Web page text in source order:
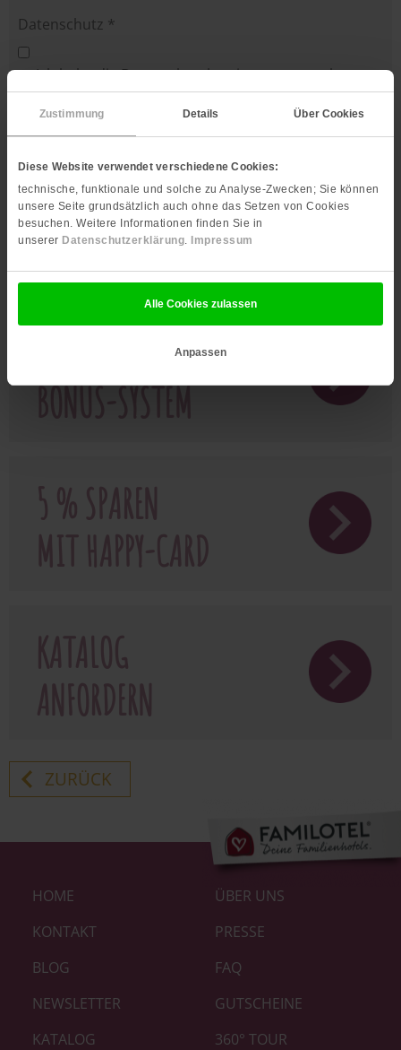
Zustimmung Details Über Cookies
Diese Website verwendet verschiedene Cookies:
technische, funktionale und solche zu Analyse-Zwecken; Sie können
unsere Seite grundsätzlich auch ohne das Setzen von Cookies
besuchen. Weitere Informationen finden Sie in
unserer Datenschutzerklärung Impressum
Alle Cookies zulassen
Anpassen
Datenschutz *
Ich habe dieDatenschutzbestimmungengelesen
und verstanden.
Newsletter-Anmeldung
Hiermit bestellen Sie den kostenlosen Newsletter per E-Mail und
werden über Angebote und Neuigkeiten des Familotel
Sonnenpark informiert. Die Abmeldung ist jederzeit mit nur
einem Klick möglich.
BONUS-SYSTEM
5 % SPAREN
MIT HAPPY-CARD
KATALOG
ANFORDERN
ZURÜCK
Footer-
neu
HOME
ÜBER UNS
KONTAKT
PRESSE
BLOG
FAQ
NEWSLETTER
GUTSCHEINE
KATALOG
360° TOUR